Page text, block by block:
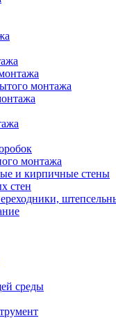
монтажа
монтажа
и кирпичные стены
стен
среды